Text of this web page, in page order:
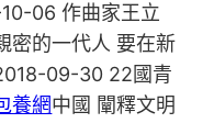
10-06 作曲家王立
密的一代人 要在新
09-30 22國青
養網中國 闡釋文明